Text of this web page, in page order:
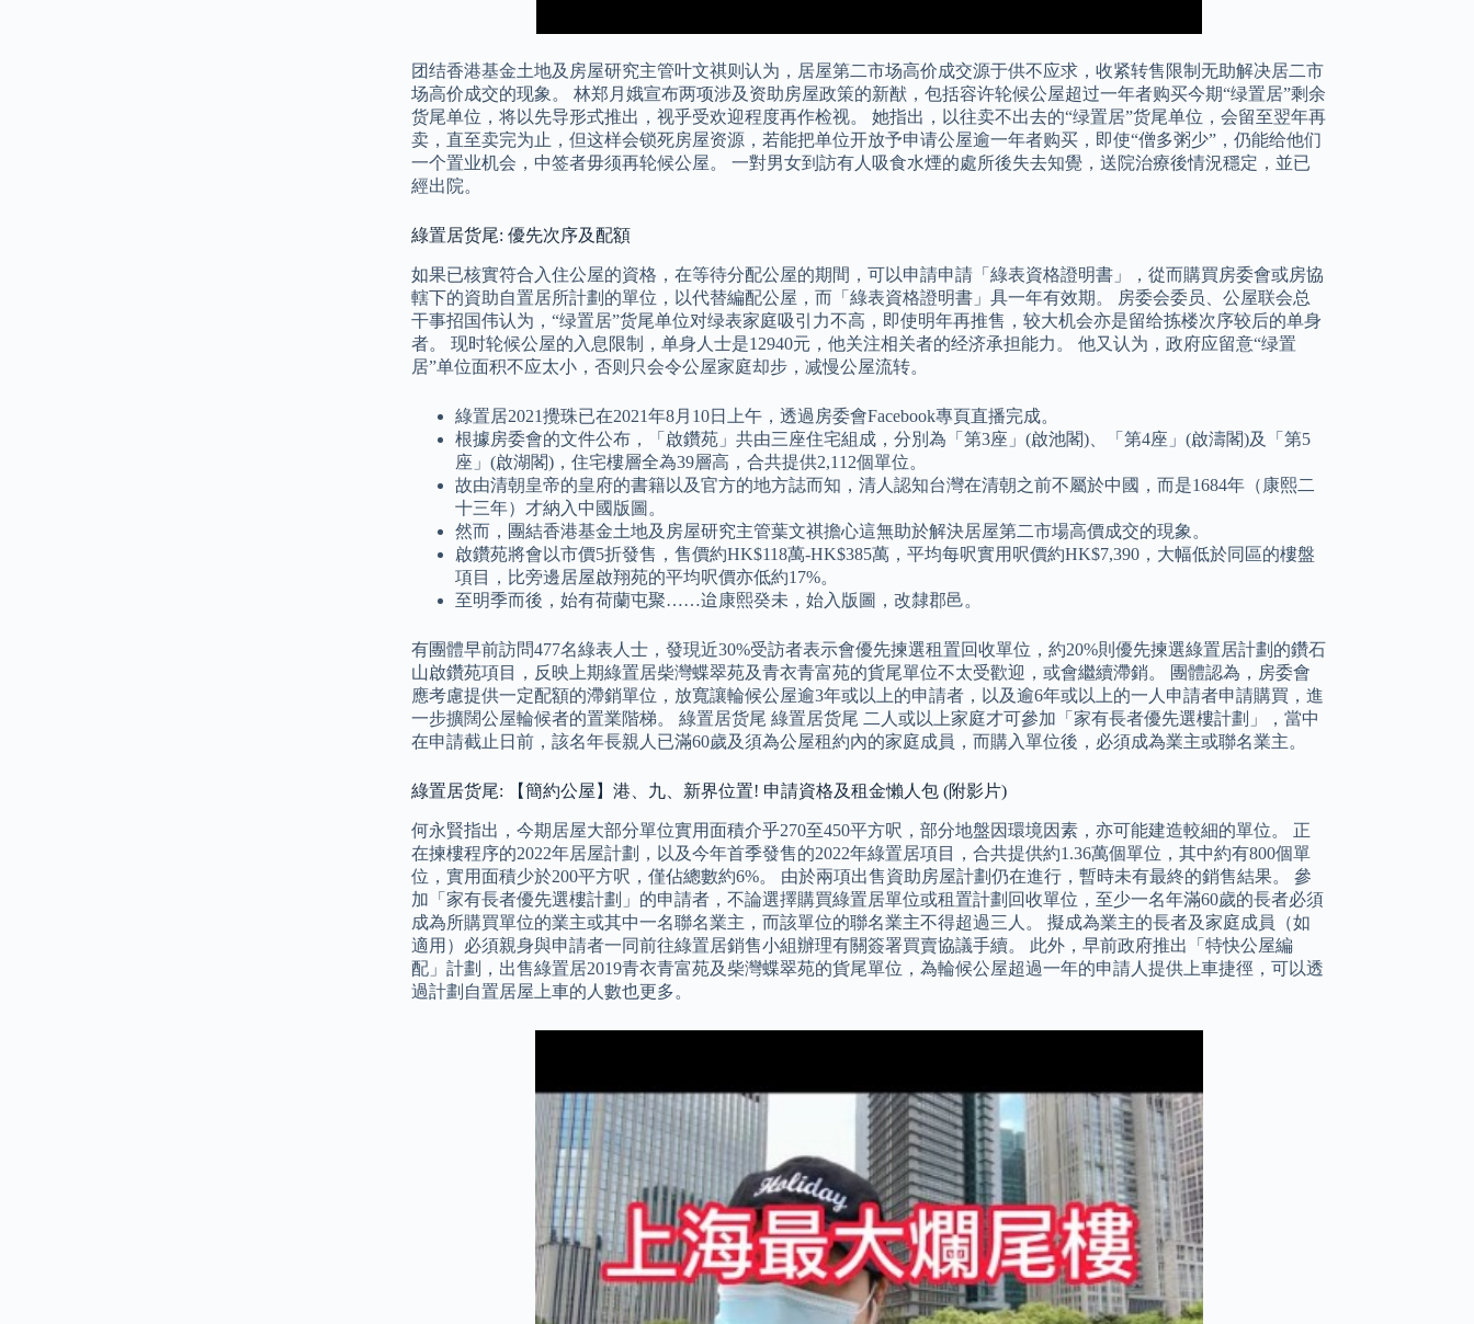
团结香港基金土地及房屋研究主管叶文祺则认为，居屋第二市场高价成交源于供不应求，收紧转售限制无助解决居二市
场高价成交的现象。 林郑月娥宣布两项涉及资助房屋政策的新猷，包括容许轮候公屋超过一年者购买今期“绿置居”剩余
货尾单位，将以先导形式推出，视乎受欢迎程度再作检视。 她指出，以往卖不出去的“绿置居”货尾单位，会留至翌年再
卖，直至卖完为止，但这样会锁死房屋资源，若能把单位开放予申请公屋逾一年者购买，即使“僧多粥少”，仍能给他们
一个置业机会，中签者毋须再轮候公屋。 一對男女到訪有人吸食水煙的處所後失去知覺，送院治療後情況穩定，並已
經出院。
綠置居货尾: 優先次序及配額
如果已核實符合入住公屋的資格，在等待分配公屋的期間，可以申請申請「綠表資格證明書」，從而購買房委會或房協
轄下的資助自置居所計劃的單位，以代替編配公屋，而「綠表資格證明書」具一年有效期。 房委会委员、公屋联会总
干事招国伟认为，“绿置居”货尾单位对绿表家庭吸引力不高，即使明年再推售，较大机会亦是留给拣楼次序较后的单身
者。 现时轮候公屋的入息限制，单身人士是12940元，他关注相关者的经济承担能力。 他又认为，政府应留意“绿置
居”单位面积不应太小，否则只会令公屋家庭却步，减慢公屋流转。
綠置居2021攪珠已在2021年8月10日上午，透過房委會Facebook專頁直播完成。
根據房委會的文件公布，「啟鑽苑」共由三座住宅組成，分別為「第3座」(啟池閣)、「第4座」(啟濤閣)及「第5
座」(啟湖閣)，住宅樓層全為39層高，合共提供2,112個單位。
故由清朝皇帝的皇府的書籍以及官方的地方誌而知，清人認知台灣在清朝之前不屬於中國，而是1684年（康熙二
十三年）才納入中國版圖。
然而，團結香港基金土地及房屋研究主管葉文祺擔心這無助於解決居屋第二市場高價成交的現象。
啟鑽苑將會以市價5折發售，售價約HK$118萬-HK$385萬，平均每呎實用呎價約HK$7,390，大幅低於同區的樓盤
項目，比旁邊居屋啟翔苑的平均呎價亦低約17%。
至明季而後，始有荷蘭屯聚……迨康熙癸未，始入版圖，改隸郡邑。
有團體早前訪問477名綠表人士，發現近30%受訪者表示會優先揀選租置回收單位，約20%則優先揀選綠置居計劃的鑽石
山啟鑽苑項目，反映上期綠置居柴灣蝶翠苑及青衣青富苑的貨尾單位不太受歡迎，或會繼續滯銷。 團體認為，房委會
應考慮提供一定配額的滯銷單位，放寬讓輪候公屋逾3年或以上的申請者，以及逾6年或以上的一人申請者申請購買，進
一步擴闊公屋輪候者的置業階梯。 綠置居货尾 綠置居货尾 二人或以上家庭才可參加「家有長者優先選樓計劃」，當中
在申請截止日前，該名年長親人已滿60歲及須為公屋租約內的家庭成員，而購入單位後，必須成為業主或聯名業主。
綠置居货尾: 【簡約公屋】港、九、新界位置! 申請資格及租金懶人包 (附影片)
何永賢指出，今期居屋大部分單位實用面積介乎270至450平方呎，部分地盤因環境因素，亦可能建造較細的單位。 正
在揀樓程序的2022年居屋計劃，以及今年首季發售的2022年綠置居項目，合共提供約1.36萬個單位，其中約有800個單
位，實用面積少於200平方呎，僅佔總數約6%。 由於兩項出售資助房屋計劃仍在進行，暫時未有最終的銷售結果。 參
加「家有長者優先選樓計劃」的申請者，不論選擇購買綠置居單位或租置計劃回收單位，至少一名年滿60歲的長者必須
成為所購買單位的業主或其中一名聯名業主，而該單位的聯名業主不得超過三人。 擬成為業主的長者及家庭成員（如
適用）必須親身與申請者一同前往綠置居銷售小組辦理有關簽署買賣協議手續。 此外，早前政府推出「特快公屋編
配」計劃，出售綠置居2019青衣青富苑及柴灣蝶翠苑的貨尾單位，為輪候公屋超過一年的申請人提供上車捷徑，可以透
過計劃自置居屋上車的人數也更多。